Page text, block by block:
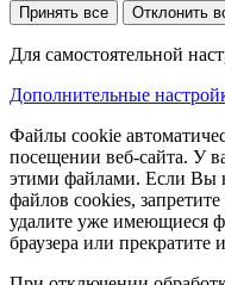
Принять все Отклонить
Для самостоятельной
Дополнительные
Файлы cookie
посещении веб-сайта. У
этими файлами. Если Вы
файлов cookies,
удалите уже имеющиеся
браузера или прекратите